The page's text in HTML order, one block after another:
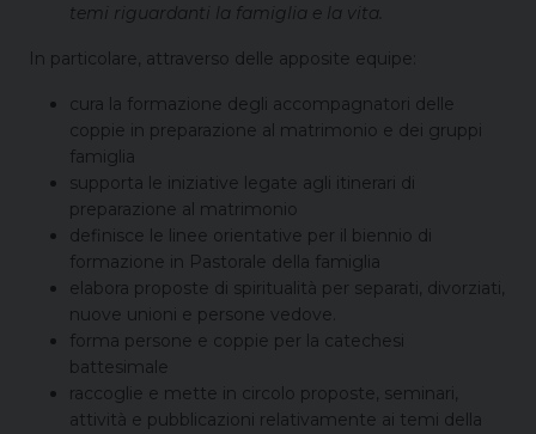
temi riguardanti la famiglia e la vita.
In particolare, attraverso delle apposite equipe:
cura la formazione degli accompagnatori delle
coppie in preparazione al matrimonio e dei gruppi
famiglia
supporta le iniziative legate agli itinerari di
preparazione al matrimonio
definisce le linee orientative per il biennio di
formazione in Pastorale della famiglia
elabora proposte di spiritualità per separati, divorziati,
nuove unioni e persone vedove.
forma persone e coppie per la catechesi
battesimale
raccoglie e mette in circolo proposte, seminari,
attività e pubblicazioni relativamente ai temi della